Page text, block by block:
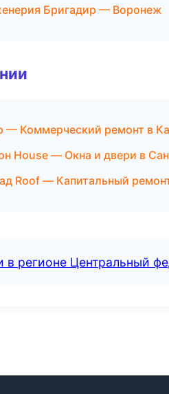
Бригадир — Воронеж
— Коммерческий ремонт в
House — Окна и двери в
Roof — Капитальный
в регионе Центральный